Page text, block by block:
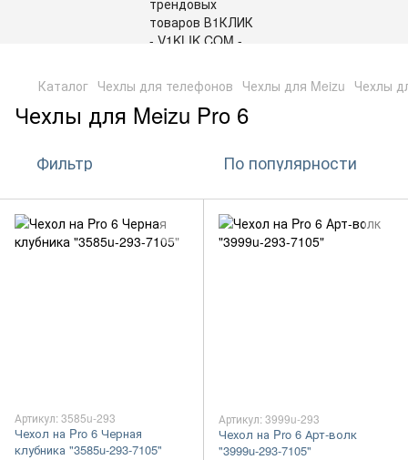
Каталог Чехлы для телефонов Чехлы для Meizu Чехлы
Чехлы для Meizu Pro 6
Фильтр По популярности
Артикул: 3585u-293
Чехол на Pro 6 Черная
клубника "3585u-293-7105"
Артикул: 3999u-293
Чехол на Pro 6 Арт-волк
"3999u-293-7105"